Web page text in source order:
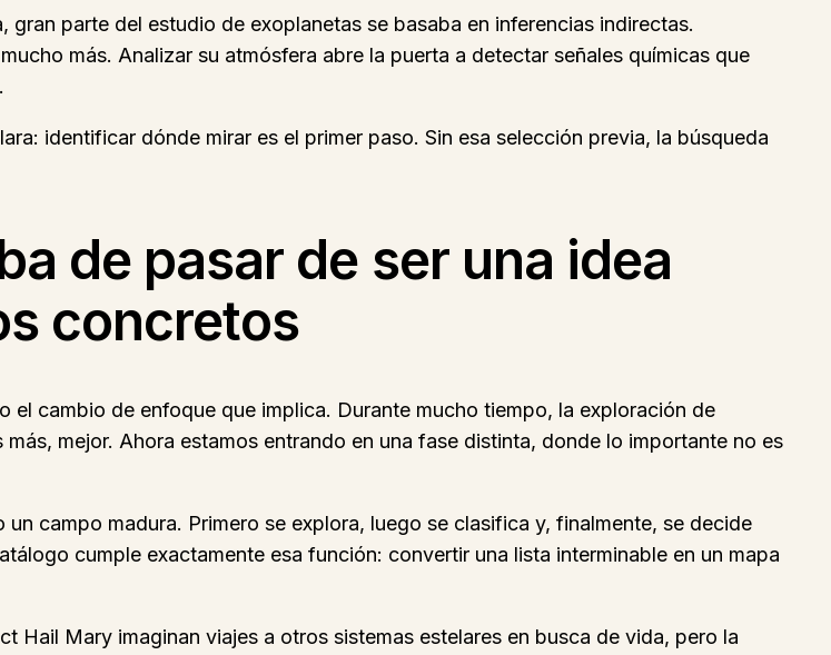
parte del estudio de exoplanetas se basaba en inferencias indirectas.
más. Analizar su atmósfera abre la puerta a detectar señales químicas que
identificar dónde mirar es el primer paso. Sin esa selección previa, la búsqueda
de pasar de ser una idea
concretos
el cambio de enfoque que implica. Durante mucho tiempo, la exploración de
mejor. Ahora estamos entrando en una fase distinta, donde lo importante no es
campo madura. Primero se explora, luego se clasifica y, finalmente, se decide
cumple exactamente esa función: convertir una lista interminable en un mapa
Hail Mary imaginan viajes a otros sistemas estelares en busca de vida, pero la